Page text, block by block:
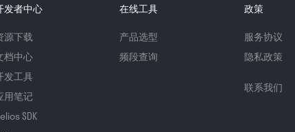
发者中心
源下载
档中心
发工具
用笔记
SDK
在线工具
产品选型
频段查询
政策
服务协议
隐私政策
联系我们